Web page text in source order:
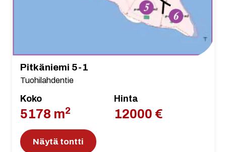
Pitkäniemi 5-1
Tuohilahdentie
Koko
5178 m2
Hinta
12000 €
Näytä tontti